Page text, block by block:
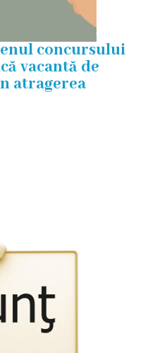
concursului
vacantă de
atragerea